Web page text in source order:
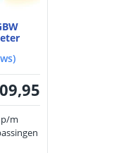
)
,95
m